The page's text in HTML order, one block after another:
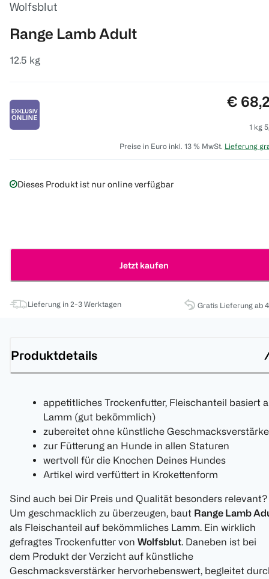
Wolfsblut
Range Lamb Adult
12.5 kg
Preis:
€
1 kg
Preise in Euro inkl. 13 % MwSt. Lieferung
Dieses Produkt ist nur online verfügbar
Jetzt kaufen
Lieferung in 2-3 Werktagen Gratis Lieferung ab
Produktdetails
appetitliches Trockenfutter, Fleischanteil basiert
Lamm (gut bekömmlich)
zubereitet ohne künstliche
zur Fütterung an Hunde in allen Staturen
wertvoll für die Knochen Deines Hundes
Artikel wird verfüttert in Krokettenform
Sind auch bei Dir Preis und Qualität besonders relevant?
Um geschmacklich zu überzeugen, baut Range Lamb
als Fleischanteil auf bekömmliches Lamm. Ein wirklich
gefragtes Trockenfutter von Wolfsblut. Daneben ist bei
dem Produkt der Verzicht auf künstliche
Geschmacksverstärker hervorhebenswert, begleitet